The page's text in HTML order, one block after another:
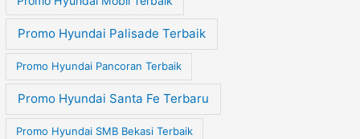
Promo Hyundai Palisade Terbaik
Promo Hyundai Pancoran Terbaik
Promo Hyundai Santa Fe Terbaru
Promo Hyundai SMB Bekasi Terbaik